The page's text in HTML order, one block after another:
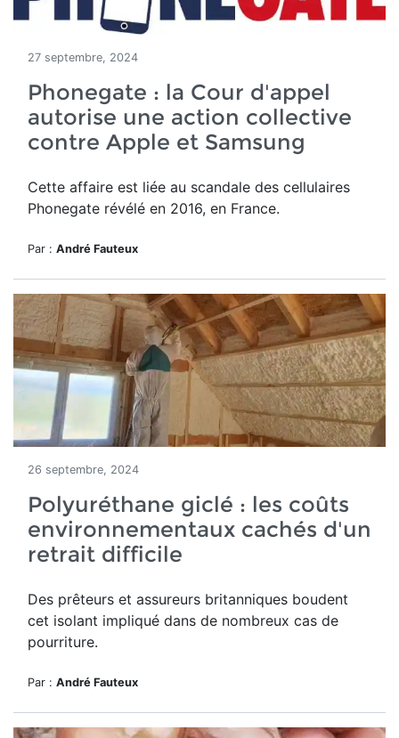
27 septembre, 2024
Phonegate : la Cour d'appel
autorise une action collective
contre Apple et Samsung
Cette affaire est liée au scandale des cellulaires
Phonegate révélé en 2016, en France.
Par : André Fauteux
26 septembre, 2024
Polyuréthane giclé : les coûts
environnementaux cachés d'un
retrait difficile
Des prêteurs et assureurs britanniques boudent
cet isolant impliqué dans de nombreux cas de
pourriture.
Par : André Fauteux